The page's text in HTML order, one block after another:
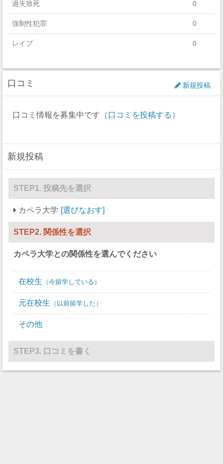
過失致死 0
強制性犯罪 0
レイプ 0
非強制性犯罪 0
強盗 0
加重暴行
放火 0
口コミ 新規投稿
口コミ情報を募集中です （口コミを投稿する）
新規投稿
STEP1. 投稿先を選択
カペラ大学 選びなおす
STEP2. 関係性を選択
カペラ大学との関係性を選んでください
在校生 今留学している
元在校生 以前留学した
その他
STEP3. 口コミを書く